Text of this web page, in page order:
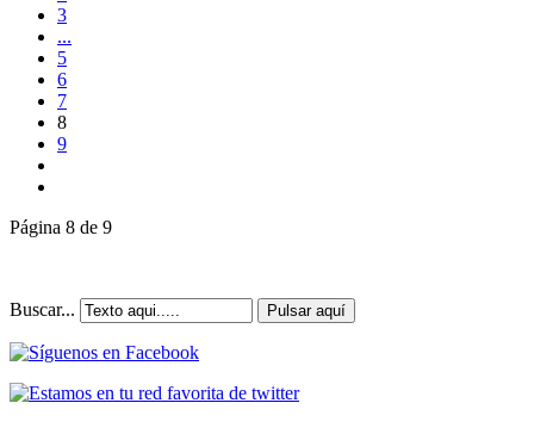
3
...
5
6
7
8
9
Página 8 de 9
Buscar... Pulsar aquí